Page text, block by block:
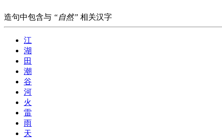
造句中包含与 “自然” 相关汉字
江
湖
田
潮
谷
河
火
雷
雨
天